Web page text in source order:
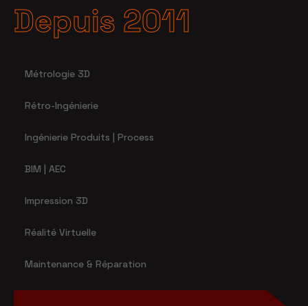
Depuis 2011
Métrologie 3D
Rétro-Ingénierie
Ingénierie Produits | Process
BIM | AEC
Impression 3D
Réalité Virtuelle
Maintenance & Réparation